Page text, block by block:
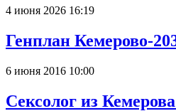
4 июня 2026 16:19
Генплан Кемерово-
6 июня 2016 10:00
Сексолог из